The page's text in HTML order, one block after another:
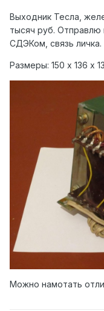
Выходник Тесла,
тысяч руб. Отправлю
СДЭКом, связь личка.
Размеры: 150 х 136 х
Можно намотать